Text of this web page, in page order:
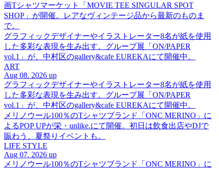
画Tシャツマーケット「MOVIE TEE SINGULAR SPOT
SHOP」が開催。レアなヴィンテージ品から最新のものま
で。
グラフィックデザイナーやイラストレーター8名が紙を使用
した多彩な表現を生み出す。グループ展「ON/PAPER
vol.1」が、中村区のgallery&cafe EUREKAにて開催中。
ART
Aug 08. 2026 up
グラフィックデザイナーやイラストレーター8名が紙を使用
した多彩な表現を生み出す。グループ展「ON/PAPER
vol.1」が、中村区のgallery&cafe EUREKAにて開催中。
メリノウール100％のTシャツブランド「ONC MERINO」に
よるPOP UPが栄・unlike.にて開催。初日は飲食出店やDJで
賑わう、夏祭りイベントも。
LIFE STYLE
Aug 07. 2026 up
メリノウール100％のTシャツブランド「ONC MERINO」に